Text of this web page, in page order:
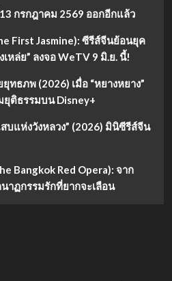
กรกฎาคม 2569 ออกอีกแล้ว
First Jasmine): ซีรีส์จีนย้อนยุค
หล่ย” ลงจอ WeTV 9 มิ.ย. นี้!
ทธภพ (2026) เมื่อ “หยางหยาง”
ติธรรมบน Disney+
บแห่งวังหลวง” (2026) มินิซีรีส์จีน
Bangkok Red Opera): จาก
าฏกรรมรักที่ยากจะเลือน